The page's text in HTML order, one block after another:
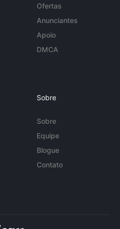
Ofertas
Anunciantes
Apoio
DMCA
Sobre
Sobre
Equipe
Blogue
Contato